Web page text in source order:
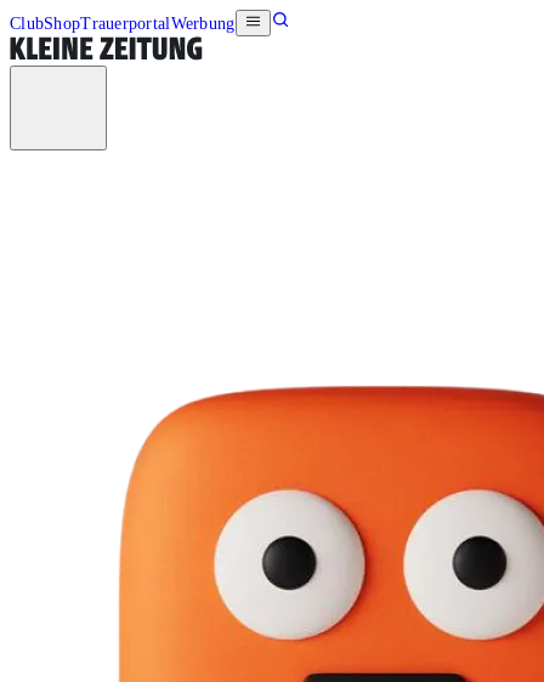
ClubShopTrauerportalWerbung